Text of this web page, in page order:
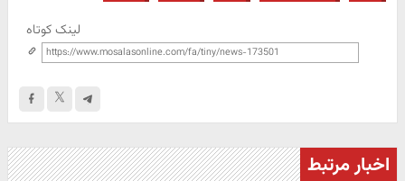
لینک کوتاه
اخبار مرتبط